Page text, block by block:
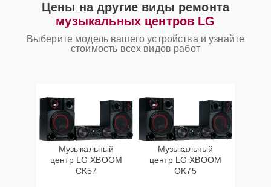
Цены на другие виды ремонта
музыкальных центров LG
Выберите модель вашего устройства и узнайте
стоимость всех видов работ
Музыкальный
центр LG XBOOM
CK57
Музыкальный
центр LG XBOOM
OK75